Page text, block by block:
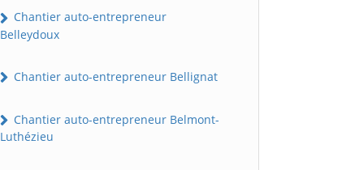
Chantier auto-entrepreneur
Belleydoux
Chantier auto-entrepreneur Bellignat
Chantier auto-entrepreneur Belmont-
Luthézieu